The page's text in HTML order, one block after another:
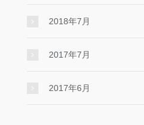
2018年7月
2017年7月
2017年6月